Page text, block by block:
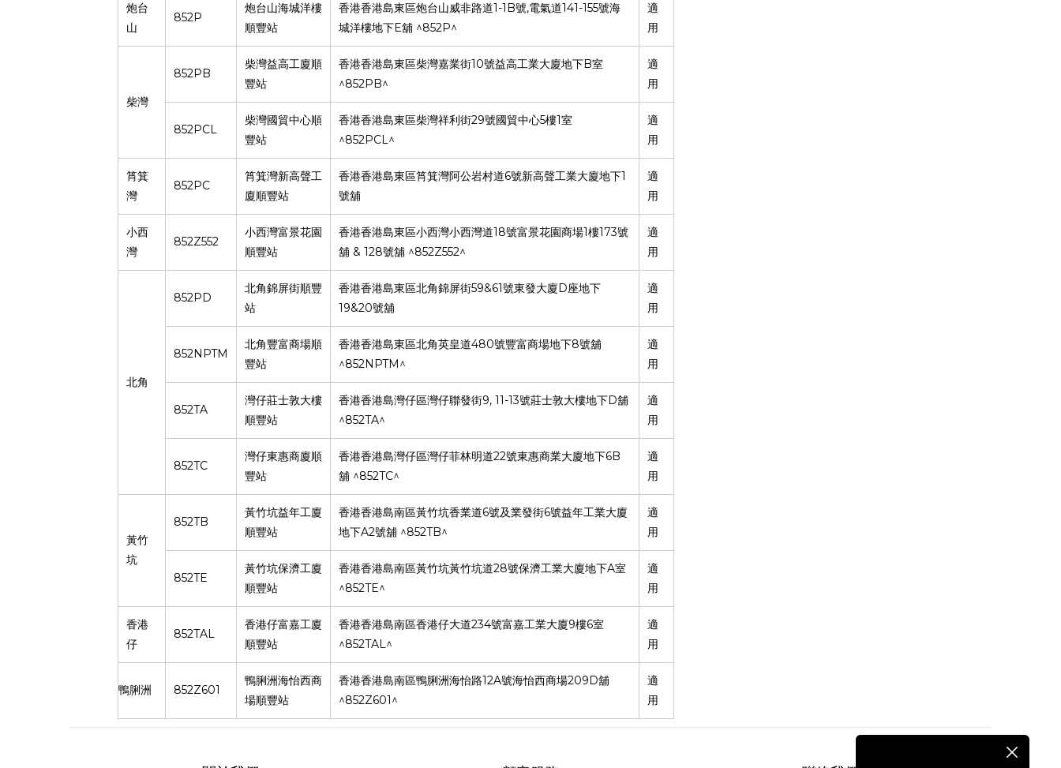
炮台
山
852P
炮台山海城洋樓
順豐站
香港香港島東區炮台山威非路道1-1B號,電氣道141-155號海
城洋樓地下E舖 ^852P^
適
用
柴灣
852PB
柴灣益高工廈順
豐站
香港香港島東區柴灣嘉業街10號益高工業大廈地下B室
^852PB^
適
用
852PCL
柴灣國貿中心順
豐站
香港香港島東區柴灣祥利街29號國貿中心5樓1室
^852PCL^
適
用
筲箕
灣
852PC
筲箕灣新高聲工
廈順豐站
香港香港島東區筲箕灣阿公岩村道6號新高聲工業大廈地下1
號舖
適
用
小西
灣
852Z552
小西灣富景花園
順豐站
香港香港島東區小西灣小西灣道18號富景花園商場1樓173號
舖 & 128號舖 ^852Z552^
適
用
北角
852PD
北角錦屏街順豐
站
香港香港島東區北角錦屏街59&61號東發大廈D座地下
19&20號舖
適
用
852NPTM
北角豐富商場順
豐站
香港香港島東區北角英皇道480號豐富商場地下8號舖
^852NPTM^
適
用
852TA
灣仔莊士敦大樓
順豐站
香港香港島灣仔區灣仔聯發街9, 11-13號莊士敦大樓地下D舖
^852TA^
適
用
852TC
灣仔東惠商廈順
豐站
香港香港島灣仔區灣仔菲林明道22號東惠商業大廈地下6B
舖 ^852TC^
適
用
黃竹
坑
852TB
黃竹坑益年工廈
順豐站
香港香港島南區黃竹坑香業道6號及業發街6號益年工業大廈
地下A2號舖 ^852TB^
適
用
852TE
黃竹坑保濟工廈
順豐站
香港香港島南區黃竹坑黃竹坑道28號保濟工業大廈地下A室
^852TE^
適
用
香港
仔
852TAL
香港仔富嘉工廈
順豐站
香港香港島南區香港仔大道234號富嘉工業大廈9樓6室
^852TAL^
適
用
鴨脷洲 852Z601
鴨脷洲海怡西商
場順豐站
香港香港島南區鴨脷洲海怡路12A號海怡西商場209D舖
^852Z601^
適
用